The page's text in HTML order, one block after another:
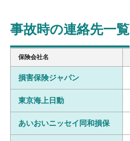
事故時の連絡先一覧
保険会社名
損害保険ジャパン
東京海上日動
あいおいニッセイ同和損保